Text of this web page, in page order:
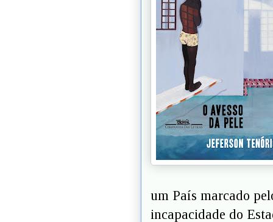
um País marcado
incapacidade do